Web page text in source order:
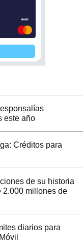
este año
Créditos para
de su historia
2.000 millones de
diarios para